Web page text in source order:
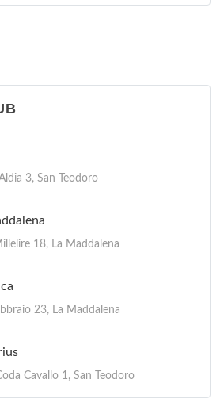
3, San Teodoro
18, La Maddalena
23, La Maddalena
Cavallo 1, San Teodoro